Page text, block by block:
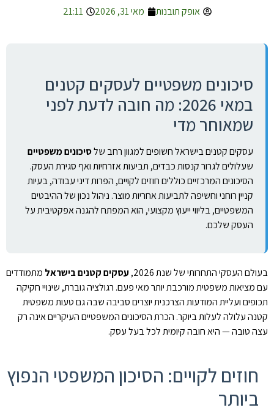
אופק תובנות מאי 31, 2026 21:11
סיכונים משפטיים לעסקים קטנים
במאי 2026: מה חובה לדעת לפני
שמאוחר מדי
עסקים קטנים בישראל חשופים למגוון רחב שלסיכונים משפטיים
שעלולים לגרור קנסות כבדים, תביעות אזרחיות ואף סגירת העסק.
הסיכונים המרכזיים כוללים חוזים לקויים, הפרות דיני עבודה, בעיות
קניין רוחני וחשיפה לתביעות אחריות מוצר. ניהול נכון של ההיבטים
המשפטיים, בליווי ייעוץ מקצועי, הוא המפתח להגנה אפקטיבית על
העסק שלכם.
בעולם העסקי התחרותי של שנת 2026, עסקים קטנים בישראל מתמודדים
עם מציאות משפטית מורכבת יותר מאי פעם. רגולציה גוברת, שינויי חקיקה
תכופים ועליית המודעות הצרכנית יוצרים סביבה שבה גם טעות משפטית
קטנה עלולה לעלות ביוקר. הכרת הסיכונים המשפטיים העיקריים אינה רק
עצה טובה — היא חובה קיומית לכל בעל עסק.
חוזים לקויים: הסיכון המשפטי הנפוץ
ביותר